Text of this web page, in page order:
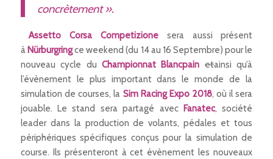
concrètement ».
Assetto Corsa Competizione sera aussi présent
à Nürburgringce weekend (du 14 au 16 Septembre) pour le
nouveau cycle du Championnat Blancpain etainsi qu’à
l’évènement le plus important dans le monde de la
simulation de courses, la Sim Racing Expo 2018, où il sera
jouable. Le stand sera partagé avec Fanatec, société
leader dans la production de volants, pédales et tous
périphériques spécifiques conçus pour la simulation de
course. Ils présenteront à cet évènement les nouveaux